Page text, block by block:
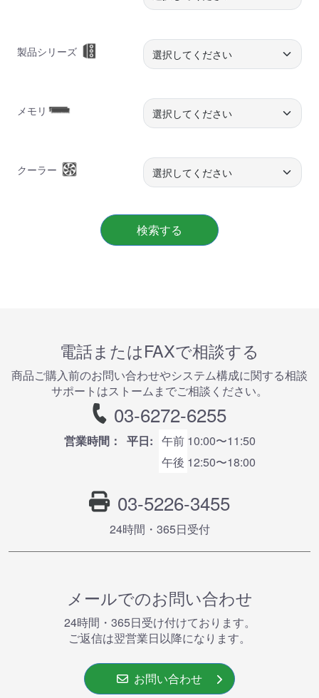
製品シリーズ
メモリ
クーラー
検索する
電話またはFAXで相談する
商品ご購⼊前のお問い合わせやシステム構成に関する相談
サポートはストームまでご相談ください。
03-6272-6255
営業時間： 平日: 午前 10:00〜11:50
午後 12:50〜18:00
03-5226-3455
24時間・365⽇受付
メールでのお問い合わせ
24時間・365⽇受け付けております。
ご返信は翌営業⽇以降になります。
お問い合わせ